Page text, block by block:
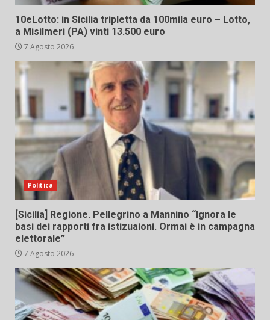
10eLotto: in Sicilia tripletta da 100mila euro – Lotto,
a Misilmeri (PA) vinti 13.500 euro
7 Agosto 2026
Politica
[Sicilia] Regione. Pellegrino a Mannino “Ignora le
basi dei rapporti fra istizuaioni. Ormai è in campagna
elettorale”
7 Agosto 2026